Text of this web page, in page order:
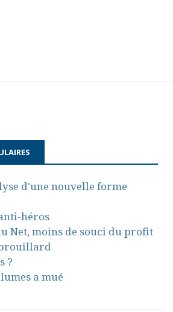
d'une nouvelle forme
héros
Net, moins de souci du profit
?
a mué